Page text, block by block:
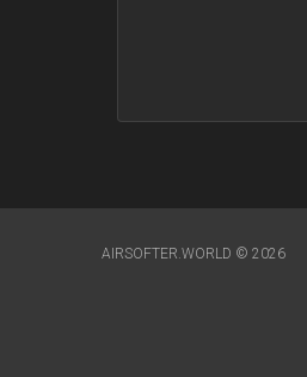
AIRSOFTER.WORLD © 2026